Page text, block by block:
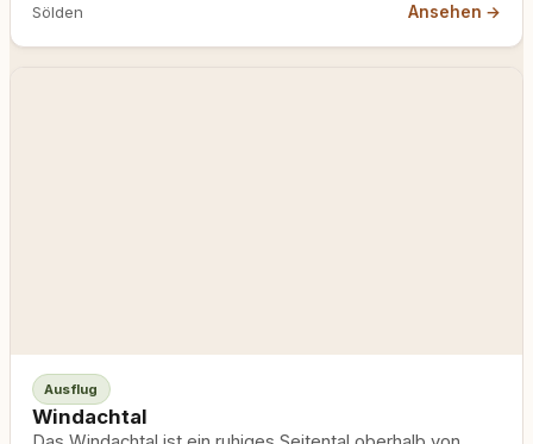
Sölden Ansehen →
Ausflug
Windachtal